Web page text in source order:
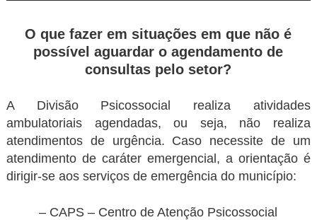
O que fazer em situações em que não é
possível aguardar o agendamento de
consultas pelo setor?
A Divisão Psicossocial realiza atividades
ambulatoriais agendadas, ou seja, não realiza
atendimentos de urgência. Caso necessite de um
atendimento de caráter emergencial, a orientação é
dirigir-se aos serviços de emergência do município:
– CAPS – Centro de Atenção Psicossocial